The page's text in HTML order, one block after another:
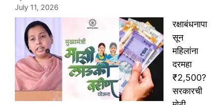
July 11, 2026
रक्षाबंधनापा
सून
महिलांना
दरमहा
₹2,500?
सरकारची